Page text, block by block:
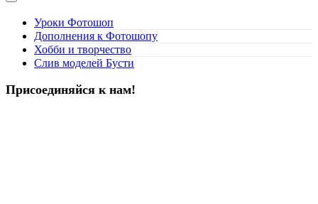
Уроки Фотошоп
Дополнения к Фотошопу
Хобби и творчество
Слив моделей Бусти
Присоединяйся к нам!